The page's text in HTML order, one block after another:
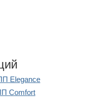
Elegance
Comfort